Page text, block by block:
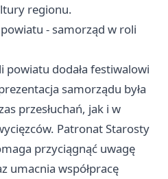
regionu.
- samorząd w roli
powiatu dodała festiwalowi
samorządu była
przesłuchań, jak i w
Patronat Starosty
przyciągnąć uwagę
umacnia współpracę